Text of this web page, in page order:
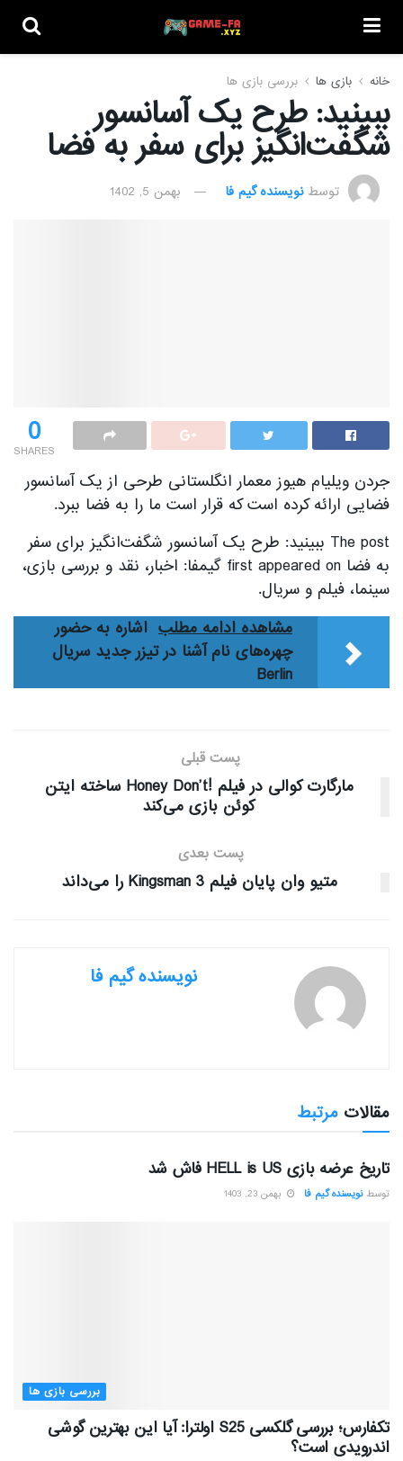
خانه بازی ها بررسی بازی ها
ببینید: طرح یک آسانسور
شگفت‌انگیز برای سفر به فضا
توسط نویسنده گیم فا بهمن 5, 1402
0
SHARES
جردن ویلیام هیوز معمار انگلستانی طرحی از یک آسانسور
فضایی ارائه کرده است که قرار است ما را به فضا ببرد.
The post ببینید: طرح یک آسانسور شگفت‌انگیز برای سفر
به فضا first appeared on گیمفا: اخبار، نقد و بررسی بازی،
سینما، فیلم و سریال.
مشاهده ادامه مطلب اشاره به حضور
چهره‌های نام آشنا در تیزر جدید سریال
Berlin
پست قبلی
مارگارت کوالی در فیلم !Honey Don’t ساخته ایتن
کوئن بازی می‌کند
پست بعدی
متیو وان پایان فیلم Kingsman 3 را می‌داند
نویسنده گیم فا
مقالات مرتبط
تاریخ عرضه بازی HELL is US فاش شد
توسط نویسنده گیم فا بهمن 23, 1403
بررسی بازی ها
تکفارس؛ بررسی گلکسی S25 اولترا: آیا این بهترین گوشی
اندرویدی است؟